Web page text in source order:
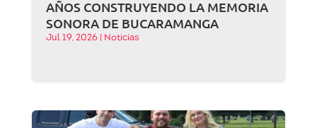
AÑOS CONSTRUYENDO LA MEMORIA
SONORA DE BUCARAMANGA
Jul 19, 2026 Noticias